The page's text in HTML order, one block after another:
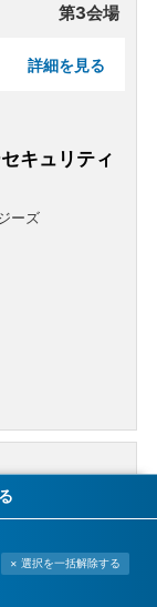
第3会場
詳細を見る
キュリティ
ーズ
第1会場
詳細を見る
× 選択を一括解除する